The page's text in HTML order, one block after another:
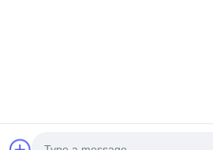
Copyright © 2025-2026 Dongguan Runhee